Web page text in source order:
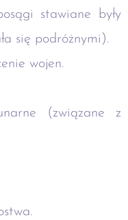
stawiane były
się podróżnymi).
wojen.
(związane z